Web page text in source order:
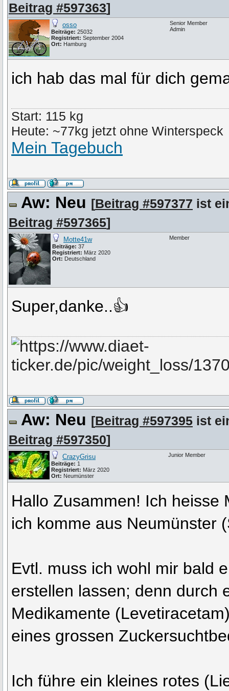
Beitrag #597363]
osso
Beiträge: 25032
Registriert: September 2004
Ort: Hamburg
Senior Member
Admin
ich hab das mal für dich
Start: 115 kg
Heute: ~77kg jetzt ohne Winterspeck
Mein Tagebuch
Aw: Neu [Beitrag #597377 ist
Beitrag #597365]
Motte41w
Beiträge: 37
Registriert: März 2020
Ort: Deutschland
Member
Super,danke..👍
Aw: Neu [Beitrag #597395 ist
Beitrag #597350]
CrazyGrisu
Beiträge: 1
Registriert: März 2020
Ort: Neumünster
Junior Member
Hallo Zusammen! Ich heisse
ich komme aus Neumünster
Evtl. muss ich wohl mir bald
erstellen lassen; denn durch
Medikamente
eines grossen
Ich führe ein kleines rotes